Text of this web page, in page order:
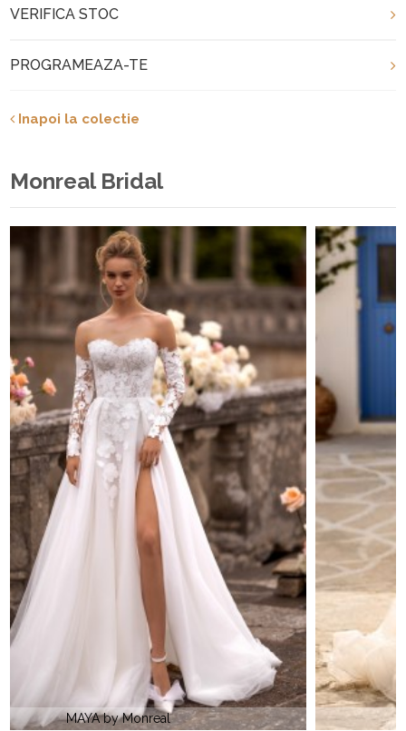
VERIFICA STOC
PROGRAMEAZA-TE
Inapoi la colectie
Monreal Bridal
RAQUEL by Monreal